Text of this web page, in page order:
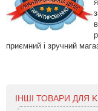
приємний і зручний
ІНШІ ТОВАРИ ДЛЯ